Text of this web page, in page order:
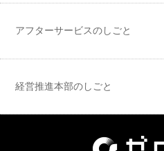
アフターサービスのしごと
経営推進本部のしごと